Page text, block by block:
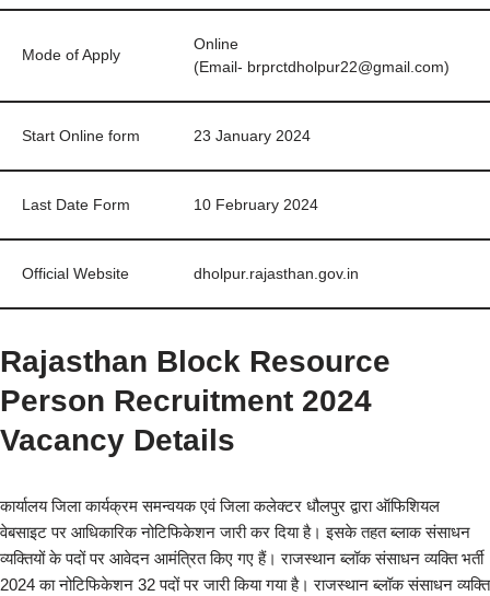
Mode of Apply
Online
(Email- brprctdholpur22@gmail.com)
Start Online form 23 January 2024
Last Date Form 10 February 2024
Official Website dholpur.rajasthan.gov.in
Rajasthan Block Resource
Person Recruitment 2024
Vacancy Details
कार्यालय जिला कार्यक्रम समन्वयक एवं जिला कलेक्टर धौलपुर द्वारा ऑफिशियल
वेबसाइट पर आधिकारिक नोटिफिकेशन जारी कर दिया है। इसके तहत ब्लाक संसाधन
व्यक्तियों के पदों पर आवेदन आमंत्रित किए गए हैं। राजस्थान ब्लॉक संसाधन व्यक्ति भर्ती
2024 का नोटिफिकेशन 32 पदों पर जारी किया गया है। राजस्थान ब्लॉक संसाधन व्यक्ति